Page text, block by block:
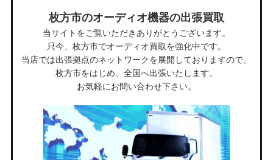
枚方市のオーディオ機器の出張買取
当サイトをご覧いただきありがとうございます。
只今、枚方市でオーディオ買取を強化中です。
当店では出張拠点のネットワークを展開しておりますので、
枚方市をはじめ、全国へ出張いたします。
お気軽にお問い合わせ下さい。